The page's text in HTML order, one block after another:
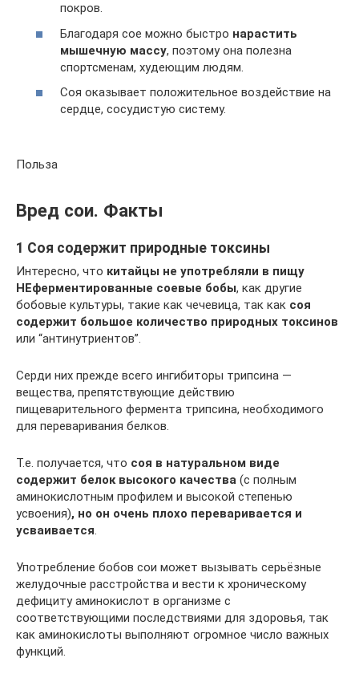
покров.
Благодаря сое можно быстро нарастить
мышечную массу, поэтому она полезна
спортсменам, худеющим людям.
Соя оказывает положительное воздействие на
сердце, сосудистую систему.
Польза
Вред сои. Факты
1 Соя содержит природные токсины
Интересно, что китайцы не употребляли в пищу
НЕферментированные соевые бобы, как другие
бобовые культуры, такие как чечевица, так как соя
содержит большое количество природных токсинов
или “антинутриентов”.
Серди них прежде всего ингибиторы трипсина —
вещества, препятствующие действию
пищеварительного фермента трипсина, необходимого
для переваривания белков.
Т.е. получается, что соя в натуральном виде
содержит белок высокого качества (с полным
аминокислотным профилем и высокой степенью
усвоения), но он очень плохо переваривается и
усваивается.
Употребление бобов сои может вызывать серьёзные
желудочные расстройства и вести к хроническому
дефициту аминокислот в организме с
соответствующими последствиями для здоровья, так
как аминокислоты выполняют огромное число важных
функций.